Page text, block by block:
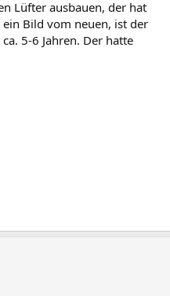
Lüfter ausbauen, der hat
Bild vom neuen, ist der
5-6 Jahren. Der hatte